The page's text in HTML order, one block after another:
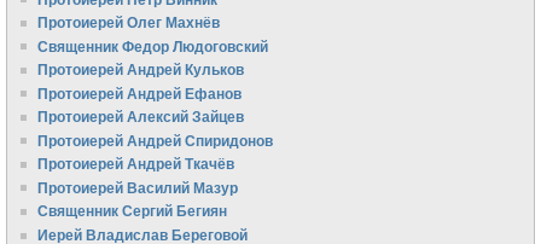
Протоиерей Олег Махнёв
Священник Федор Людоговский
Протоиерей Андрей Кульков
Протоиерей Андрей Ефанов
Протоиерей Алексий Зайцев
Протоиерей Андрей Спиридонов
Протоиерей Андрей Ткачёв
Протоиерей Василий Мазур
Священник Сергий Бегиян
Иерей Владислав Береговой